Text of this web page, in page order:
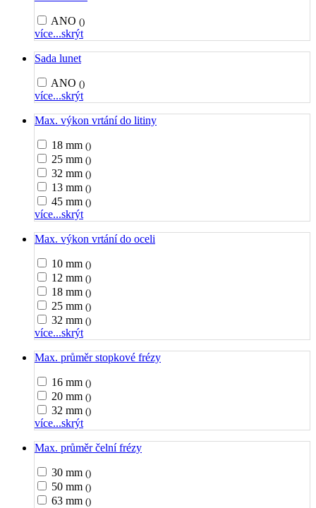
ANO ()
více...skrýt
Sada lunet
ANO ()
více...skrýt
Max. výkon vrtání do litiny
18 mm ()
25 mm ()
32 mm ()
13 mm ()
45 mm ()
více...skrýt
Max. výkon vrtání do oceli
10 mm ()
12 mm ()
18 mm ()
25 mm ()
32 mm ()
více...skrýt
Max. průměr stopkové frézy
16 mm ()
20 mm ()
32 mm ()
více...skrýt
Max. průměr čelní frézy
30 mm ()
50 mm ()
63 mm ()